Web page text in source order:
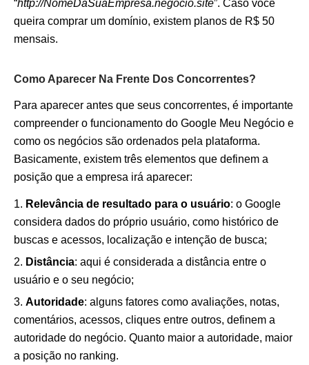
“http://NomeDaSuaEmpresa.negocio.site”. Caso você
queira comprar um domínio, existem planos de R$ 50
mensais.
Como Aparecer Na Frente Dos Concorrentes?
Para aparecer antes que seus concorrentes, é importante
compreender o funcionamento do Google Meu Negócio e
como os negócios são ordenados pela plataforma.
Basicamente, existem três elementos que definem a
posição que a empresa irá aparecer:
Relevância de resultado para o usuário: o Google
considera dados do próprio usuário, como histórico de
buscas e acessos, localização e intenção de busca;
Distância: aqui é considerada a distância entre o
usuário e o seu negócio;
Autoridade: alguns fatores como avaliações, notas,
comentários, acessos, cliques entre outros, definem a
autoridade do negócio. Quanto maior a autoridade, maior
a posição no ranking.